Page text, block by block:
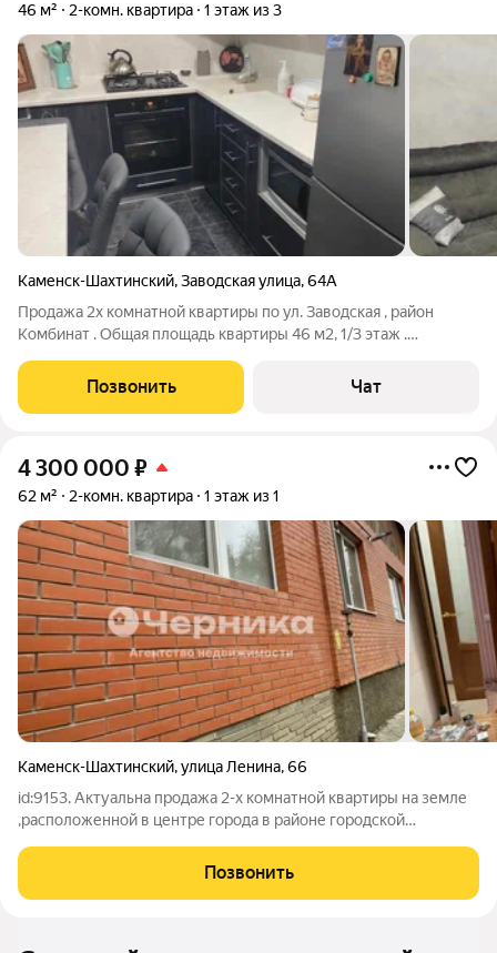
46 м² 2-комн. квартира 1 этаж из 3
Каменск-Шахтинский,Заводская улица,64А
Продажа 2х комнатной квартиры по ул. Заводская , район
Комбинат . Общая площадь квартиры 46 м2, 1/3 этаж .
договоренности. А 241,3
Позвонить Чат
4 300 000 ₽
62 м² 2-комн. квартира 1 этаж из 1
Каменск-Шахтинский,улица Ленина,66
id:9153. Актуальна продажа 2-х комнатной квартиры на земле
,расположенной в центре города в районе городской
доступности. Общая площадь 62 м2 Прихожая ,просторная
кухня ,зал +спальня и раздельный
Позвонить